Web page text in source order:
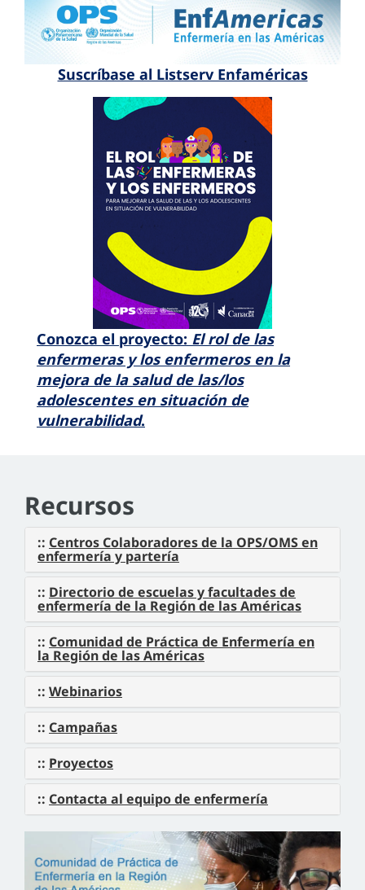
Suscríbase al Listserv Enfaméricas
Conozca el proyecto: El rol de las
enfermeras y los enfermeros en la
mejora de la salud de las/los
adolescentes en situación de
vulnerabilidad.
Recursos
:: Centros Colaboradores de la OPS/OMS en
enfermería y partería
:: Directorio de escuelas y facultades de
enfermería de la Región de las Américas
:: Comunidad de Práctica de Enfermería en
la Región de las Américas
:: Webinarios
:: Campañas
:: Proyectos
:: Contacta al equipo de enfermería